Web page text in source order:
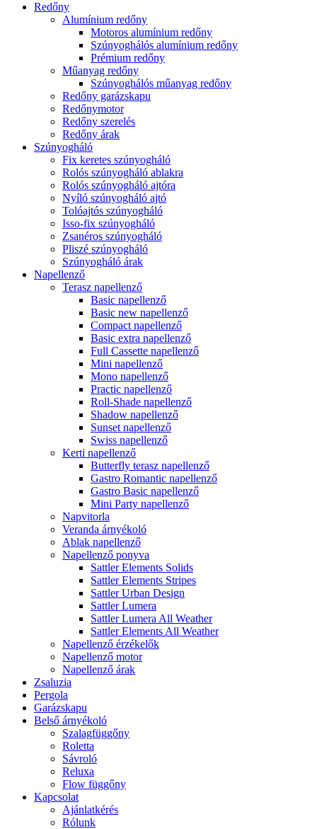
Redőny
Alumínium redőny
Motoros alumínium redőny
Szúnyoghálós alumínium redőny
Prémium redőny
Műanyag redőny
Szúnyoghálós műanyag redőny
Redőny garázskapu
Redőnymotor
Redőny szerelés
Redőny árak
Szúnyogháló
Fix keretes szúnyogháló
Rolós szúnyogháló ablakra
Rolós szúnyogháló ajtóra
Nyíló szúnyogháló ajtó
Tolóajtós szúnyogháló
Isso-fix szúnyogháló
Zsanéros szúnyogháló
Pliszé szúnyogháló
Szúnyogháló árak
Napellenző
Terasz napellenző
Basic napellenző
Basic new napellenző
Compact napellenző
Basic extra napellenző
Full Cassette napellenző
Mini napellenző
Mono napellenző
Practic napellenző
Roll-Shade napellenző
Shadow napellenző
Sunset napellenző
Swiss napellenző
Kerti napellenző
Butterfly terasz napellenző
Gastro Romantic napellenző
Gastro Basic napellenző
Mini Party napellenző
Napvitorla
Veranda árnyékoló
Ablak napellenző
Napellenző ponyva
Sattler Elements Solids
Sattler Elements Stripes
Sattler Urban Design
Sattler Lumera
Sattler Lumera All Weather
Sattler Elements All Weather
Napellenző érzékelők
Napellenző motor
Napellenző árak
Zsaluzia
Pergola
Garázskapu
Belső árnyékoló
Szalagfüggőny
Roletta
Sávroló
Reluxa
Flow függőny
Kapcsolat
Ajánlatkérés
Rólunk